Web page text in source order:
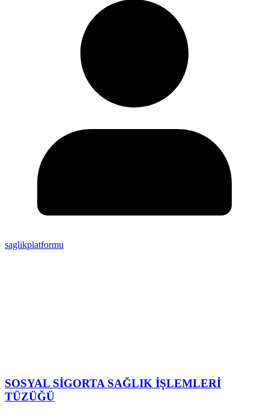
saglikplatformu
SOSYAL SİGORTA SAĞLIK İŞLEMLERİ
TÜZÜĞÜ